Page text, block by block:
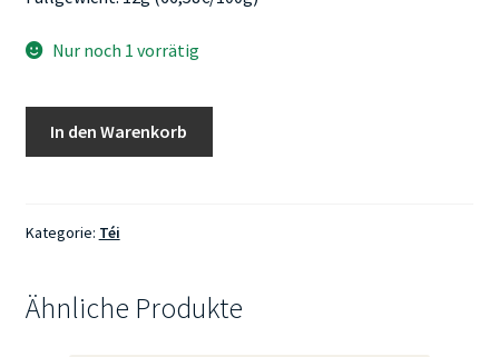
Nur noch 1 vorrätig
Tee
In den Warenkorb
Kategorie: Téi
Ähnliche Produkte